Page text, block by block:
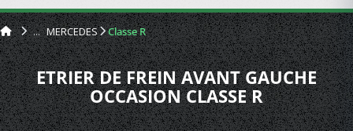
MERCEDES Classe R
ETRIER DE FREIN AVANT GAUCHE
OCCASION CLASSE R